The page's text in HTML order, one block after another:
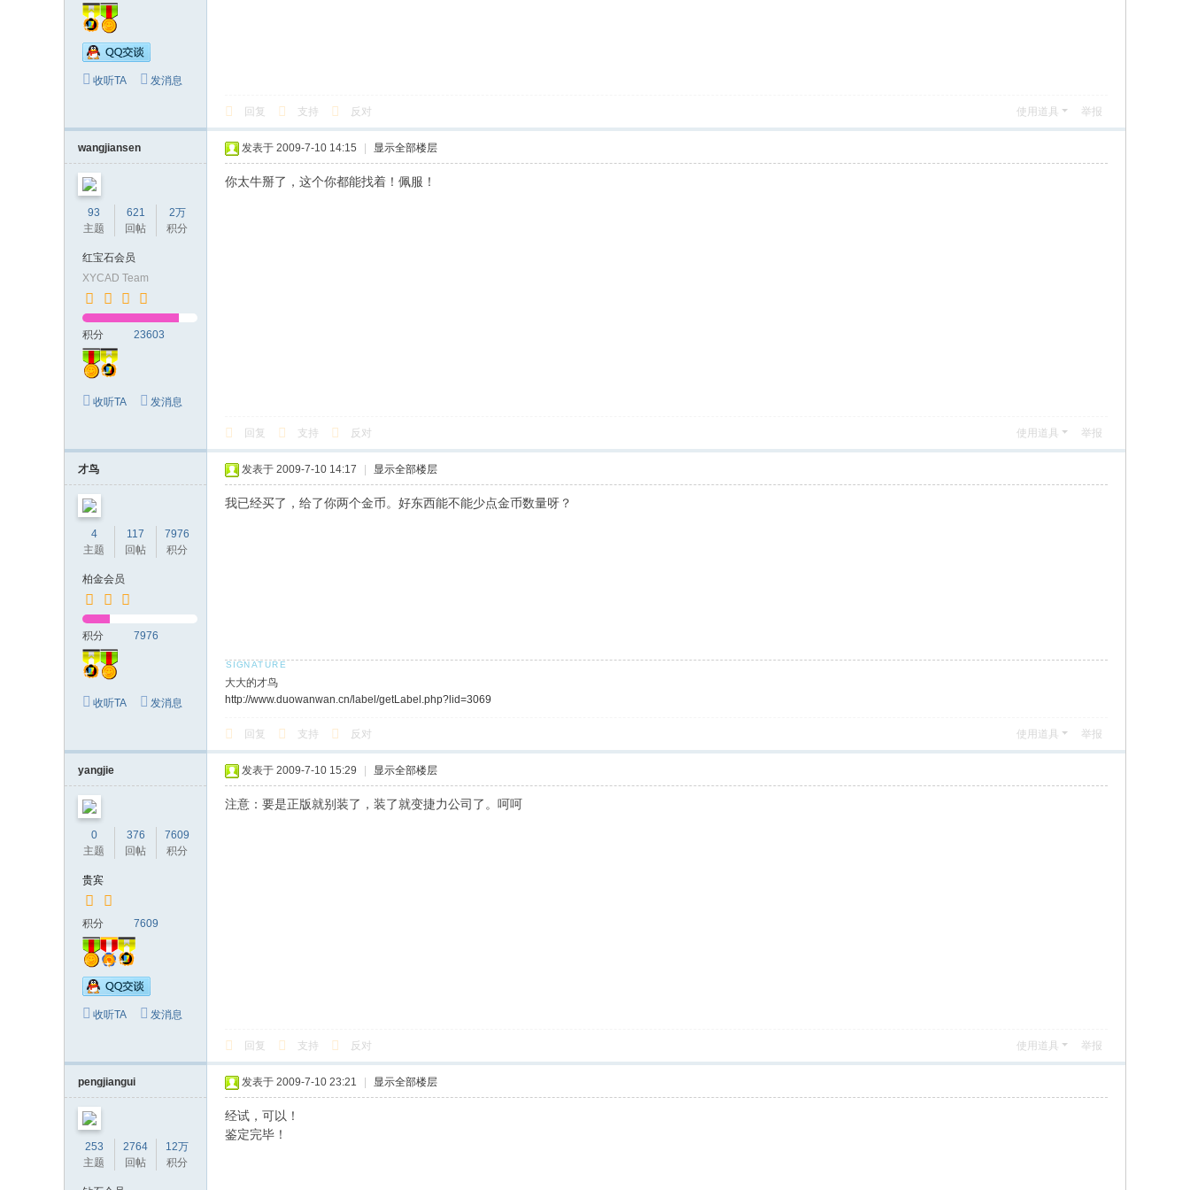
收听TA 发消息
回复 支持 反对 使用道具 举报
wangjiansen
93
主题
621
回帖
2万
积分
红宝石会员
XYCAD Team
积分 23603
收听TA 发消息
发表于 2009-7-10 14:15 显示全部楼层
你太牛掰了，这个你都能找着！佩服！
回复 支持 反对 使用道具 举报
才鸟
4
主题
117
回帖
7976
积分
柏金会员
积分 7976
收听TA 发消息
发表于 2009-7-10 14:17 显示全部楼层
我已经买了，给了你两个金币。好东西能不能少点金币数量呀？
大大的才鸟
http://www.duowanwan.cn/label/getLabel.php?lid=3069
回复 支持 反对 使用道具 举报
yangjie
0
主题
376
回帖
7609
积分
贵宾
积分 7609
收听TA 发消息
发表于 2009-7-10 15:29 显示全部楼层
注意：要是正版就别装了，装了就变捷力公司了。呵呵
回复 支持 反对 使用道具 举报
pengjiangui
253
主题
2764
回帖
12万
积分
发表于 2009-7-10 23:21 显示全部楼层
经试，可以！
鉴定完毕！